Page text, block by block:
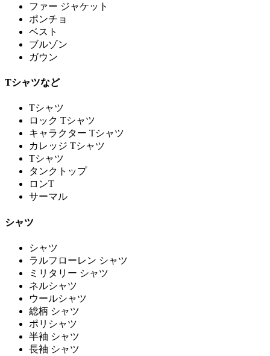
ファー ジャケット
ポンチョ
ベスト
ブルゾン
ガウン
Tシャツなど
Tシャツ
ロック Tシャツ
キャラクター Tシャツ
カレッジ Tシャツ
Tシャツ
タンクトップ
ロンT
サーマル
シャツ
シャツ
ラルフローレン シャツ
ミリタリー シャツ
ネルシャツ
ウールシャツ
総柄 シャツ
ポリシャツ
半袖 シャツ
長袖 シャツ